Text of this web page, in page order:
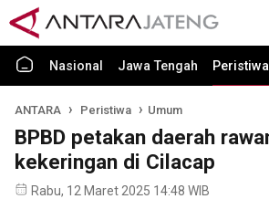
Nasional Jawa Tengah Peristiwa
ANTARA Peristiwa Umum
BPBD petakan daerah
kekeringan di Cilacap
Rabu, 12 Maret 2025 14:48 WIB